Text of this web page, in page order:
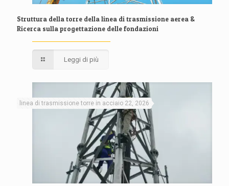
Struttura della torre della linea di trasmissione aerea &
Ricerca sulla progettazione delle fondazioni
Leggi di più
linea di trasmissione torre in acciaio 22, 2026